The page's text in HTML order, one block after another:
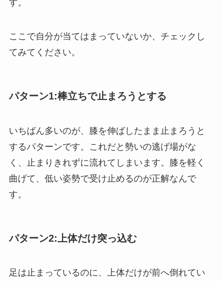
す。
ここで自分が当てはまっていないか、チェックし
てみてください。
パターン1:棒立ちで止まろうとする
いちばん多いのが、膝を伸ばしたまま止まろうと
するパターンです。これだと勢いの逃げ場がな
く、止まりきれずに流れてしまいます。膝を軽く
曲げて、低い姿勢で受け止めるのが正解なんで
す。
パターン2:上体だけ突っ込む
足は止まっているのに、上体だけが前へ倒れてい